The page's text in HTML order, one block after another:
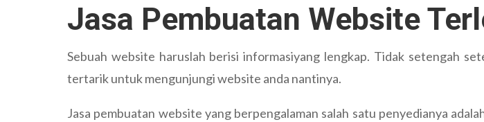
Jasa Pembuatan Website
Sebuah website haruslah berisi informasiyang lengkap. Tidak setengah
tertarik untuk mengunjungi website anda nantinya.
Jasa pembuatan website yang berpengalaman salah satu penyedianya